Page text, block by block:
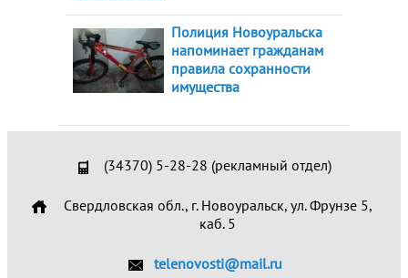
Полиция Новоуральска
напоминает гражданам
правила сохранности
имущества
(34370) 5-28-28 (рекламный отдел)
Свердловская обл., г. Новоуральск, ул. Фрунзе 5,
каб. 5
telenovosti@mail.ru